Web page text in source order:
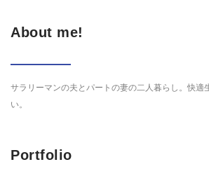
About me!
サラリーマンの夫とパートの妻の二人暮らし。快適
い。
Portfolio